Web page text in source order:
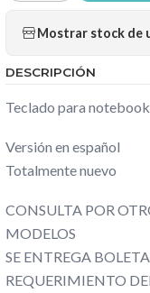
Mostrar stock de
DESCRIPCIÓN
Teclado para
Versión en español
Totalmente nuevo
CONSULTA POR
MODELOS
SE ENTREGA
REQUERIMIENTO